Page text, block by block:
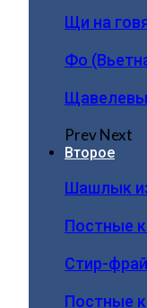
Щи на
Фо
PrevNext
Второе
Шашлык
Постные
Стир-
Постные